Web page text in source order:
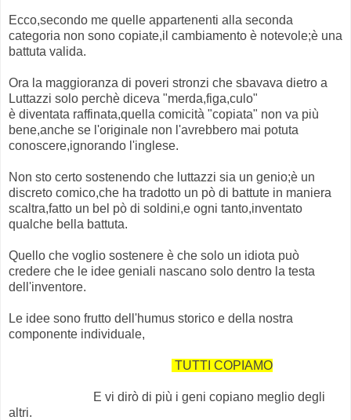
Ecco,secondo me quelle appartenenti alla seconda
categoria non sono copiate,il cambiamento è notevole;è una
battuta valida.
Ora la maggioranza di poveri stronzi che sbavava dietro a
Luttazzi solo perchè diceva "merda,figa,culo"
è diventata raffinata,quella comicità "copiata" non va più
bene,anche se l'originale non l'avrebbero mai potuta
conoscere,ignorando l'inglese.
Non sto certo sostenendo che luttazzi sia un genio;è un
discreto comico,che ha tradotto un pò di battute in maniera
scaltra,fatto un bel pò di soldini,e ogni tanto,inventato
qualche bella battuta.
Quello che voglio sostenere è che solo un idiota può
credere che le idee geniali nascano solo dentro la testa
dell'inventore.
Le idee sono frutto dell'humus storico e della nostra
componente individuale,
TUTTI COPIAMO
E vi dirò di più i geni copiano meglio degli
altri.